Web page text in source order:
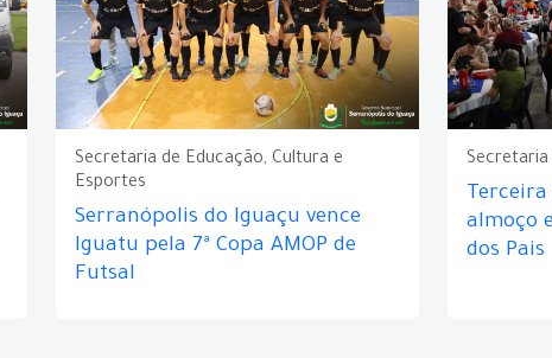
Secretaria de Educação, Cultura e
Esportes
Serranópolis do Iguaçu vence
Iguatu pela 7ª Copa AMOP de
Futsal
Secretaria
almoço
dos Pais